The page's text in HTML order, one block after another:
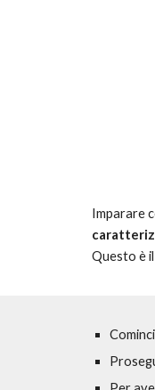
Imparare
Questo è